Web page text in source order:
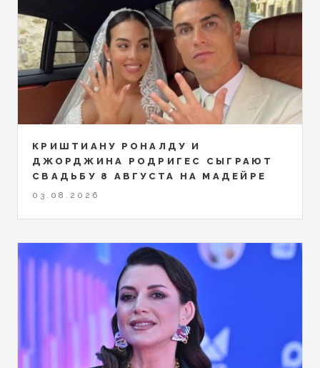
КРИШТИАНУ РОНАЛДУ И
ДЖОРДЖИНА РОДРИГЕС СЫГРАЮТ
СВАДЬБУ 8 АВГУСТА НА МАДЕЙРЕ
03.08.2026